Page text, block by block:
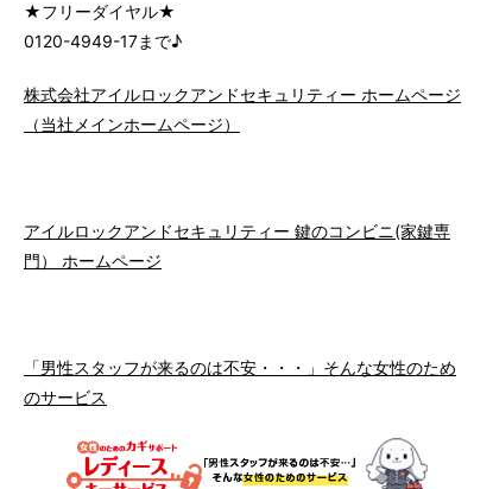
★フリーダイヤル★
0120-4949-17まで♪
株式会社アイルロックアンドセキュリティー ホームページ
（当社メインホームページ）
アイルロックアンドセキュリティー 鍵のコンビニ(家鍵専
門） ホームページ
「男性スタッフが来るのは不安・・・」そんな女性のため
のサービス